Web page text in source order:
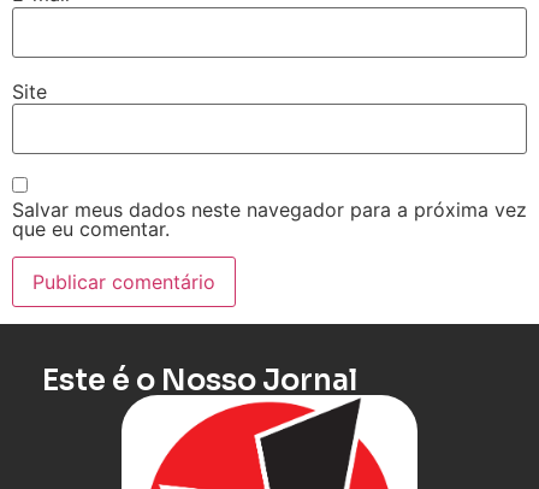
Site
Salvar meus dados neste navegador para a próxima vez
que eu comentar.
Este é o Nosso Jornal